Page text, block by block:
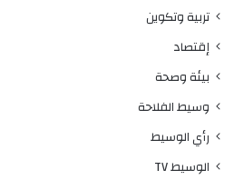
تربية وتكوين
إقتصاد
بيئة وصحة
وسيط الفلاحة
رأي الوسيط
الوسيط TV